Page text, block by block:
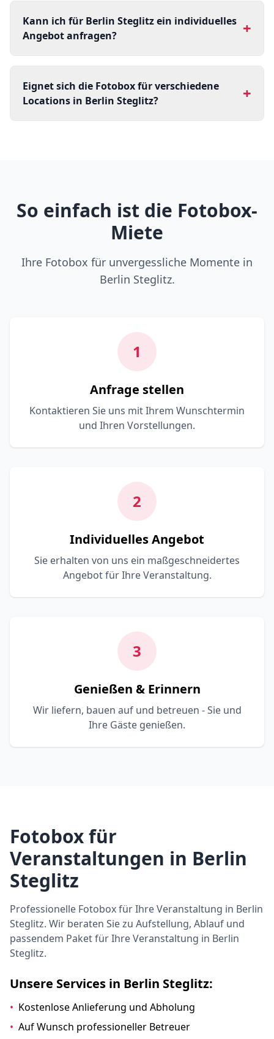
Kann ich für Berlin Steglitz ein individuelles
Angebot anfragen?
+
Eignet sich die Fotobox für verschiedene
Locations in Berlin Steglitz?
+
So einfach ist die Fotobox-
Miete
Ihre Fotobox für unvergessliche Momente in
Berlin Steglitz.
1
Anfrage stellen
Kontaktieren Sie uns mit Ihrem Wunschtermin
und Ihren Vorstellungen.
2
Individuelles Angebot
Sie erhalten von uns ein maßgeschneidertes
Angebot für Ihre Veranstaltung.
3
Genießen & Erinnern
Wir liefern, bauen auf und betreuen - Sie und
Ihre Gäste genießen.
Fotobox für
Veranstaltungen in Berlin
Steglitz
Professionelle Fotobox für Ihre Veranstaltung in Berlin
Steglitz. Wir beraten Sie zu Aufstellung, Ablauf und
passendem Paket für Ihre Veranstaltung in Berlin
Steglitz.
Unsere Services in Berlin Steglitz:
• Kostenlose Anlieferung und Abholung
• Auf Wunsch professioneller Betreuer